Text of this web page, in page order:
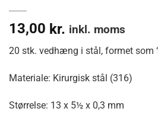
13,00 kr. inkl. moms
20 stk. vedhæng i stål, formet som
Materiale: Kirurgisk stål (316)
Størrelse: 13 x 5½ x 0,3 mm